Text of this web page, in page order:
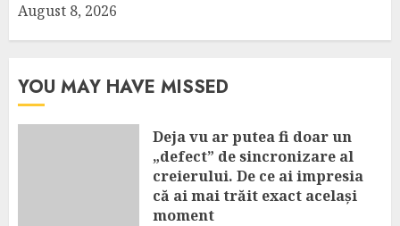
August 8, 2026
YOU MAY HAVE MISSED
Deja vu ar putea fi doar un
„defect” de sincronizare al
creierului. De ce ai impresia
că ai mai trăit exact același
moment